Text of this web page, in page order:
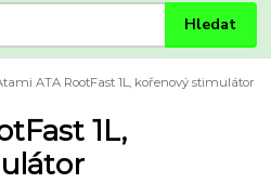
Hledat
ATA RootFast 1L, kořenový stimulátor
1L,